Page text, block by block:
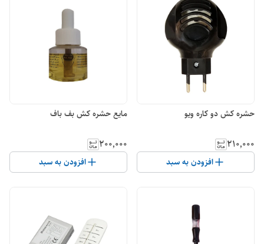
حشره کش دو کاره ویو
۲۱۰٬۰۰۰
افزودن به سبد
مایع حشره کش بف باف
۲۰۰٬۰۰۰
افزودن به سبد